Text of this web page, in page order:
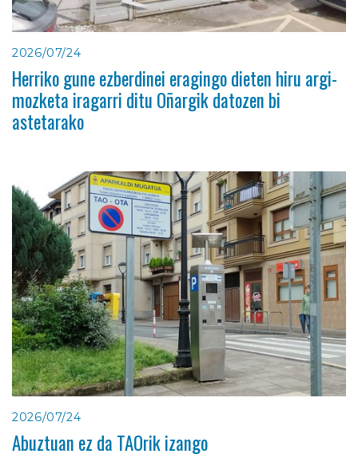
2026/07/24
Herriko gune ezberdinei eragingo dieten hiru argi-
mozketa iragarri ditu Oñargik datozen bi
astetarako
2026/07/24
Abuztuan ez da TAOrik izango